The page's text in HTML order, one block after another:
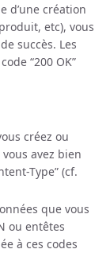
d’une création
etc), vous
succès. Les
“200 OK”
créez ou
avez bien
Type” (cf.
que vous
ou entêtes
à ces codes